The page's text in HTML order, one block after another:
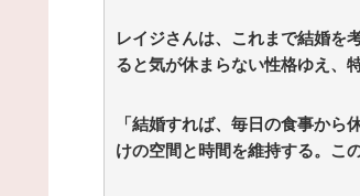
レイジさんは、これまで結婚を
ると気が休まらない性格ゆえ、
「結婚すれば、毎日の食事か
けの空間と時間を維持する。こ